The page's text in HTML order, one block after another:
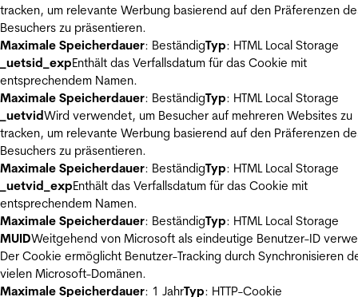
tracken, um relevante Werbung basierend auf den Präferenzen
Besuchers zu präsentieren.
Maximale Speicherdauer: BeständigTyp: HTML Local Storage
_uetsid_expEnthält das Verfallsdatum für das Cookie mit
entsprechendem Namen.
Maximale Speicherdauer: BeständigTyp: HTML Local Storage
_uetvidWird verwendet, um Besucher auf mehreren Websites zu
tracken, um relevante Werbung basierend auf den Präferenzen
Besuchers zu präsentieren.
Maximale Speicherdauer: BeständigTyp: HTML Local Storage
_uetvid_expEnthält das Verfallsdatum für das Cookie mit
entsprechendem Namen.
Maximale Speicherdauer: BeständigTyp: HTML Local Storage
MUIDWeitgehend von Microsoft als eindeutige Benutzer-ID
Der Cookie ermöglicht Benutzer-Tracking durch Synchronisieren
vielen Microsoft-Domänen.
Maximale Speicherdauer: 1 JahrTyp: HTTP-Cookie